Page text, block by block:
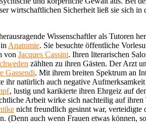
wirtschaftlichen Sicherheit ließ sie sich in
Wissenschaftler als Tutoren
in Anatomie. Sie besuchte öffentliche
von Jacques Cassini. Ihren literarischen
zählten zu ihren Gästen. Der Arzt
Gassendi. Mit ihrem breiten Spektrum an
ihr natürlich auch negative
‚ lustig und karikierte ihren Ehrgeiz auf
Arbeit wirke sich nachteilig auf ihren
nicht freundlich gesinnt war, verteidigte
(Denn auch wenn Frauen etwas können,